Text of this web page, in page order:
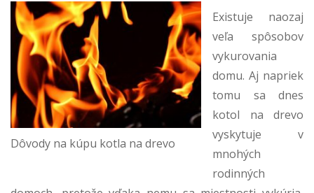
Dôvody na kúpu kotla na drevo
Existuje naozaj
veľa spôsobov
vykurovania
domu. Aj napriek
tomu sa dnes
kotol na drevo
vyskytuje v
mnohých
rodinných